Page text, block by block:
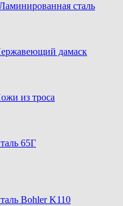
сталь
дамаск
из троса
65Г
Bohler K110